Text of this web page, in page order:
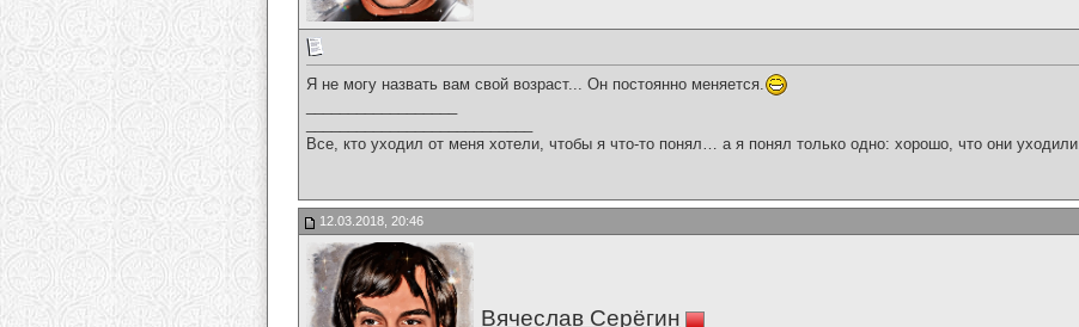
Я не могу назвать вам свой возраст... Он постоянно меняется.
Все, кто уходил от меня хотели, чтобы я что-то понял… а я понял только одно: хорошо, что они уходили.
12.03.2018, 20:46
Вячеслав Серёгин